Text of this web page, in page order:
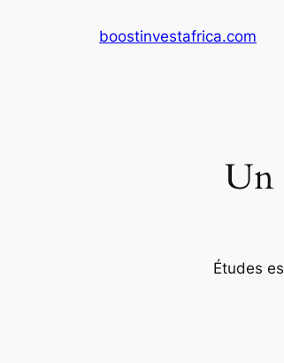
boostinvestafrica.com
Un
Études